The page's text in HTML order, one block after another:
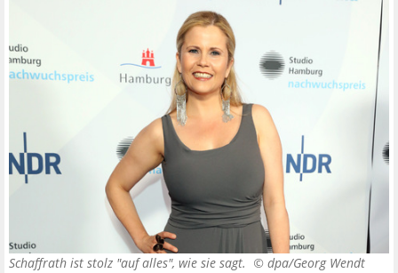
Schaffrath ist stolz "auf alles", wie sie sagt. © dpa/Georg Wendt